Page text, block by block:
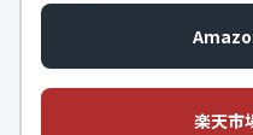
楽天市